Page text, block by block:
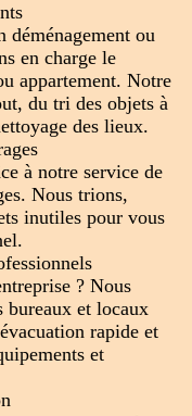
déménagement ou
en charge le
appartement. Notre
du tri des objets à
des lieux.
à notre service de
Nous trions,
inutiles pour vous
? Nous
bureaux et locaux
rapide et
et